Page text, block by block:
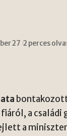
27 2 perces
bontakozott
a családi
a